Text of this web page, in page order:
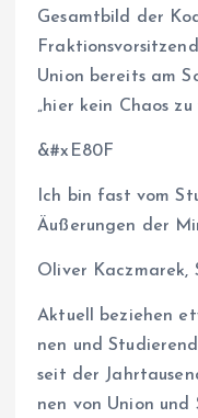
Gesamtbild der
Union bereits am
„hier kein Chaos zu
&#xE80F
Ich bin fast vom
Äußerungen der
Oliver Kaczmarek,
Aktuell beziehen
nen und
seit der
nen von Union und